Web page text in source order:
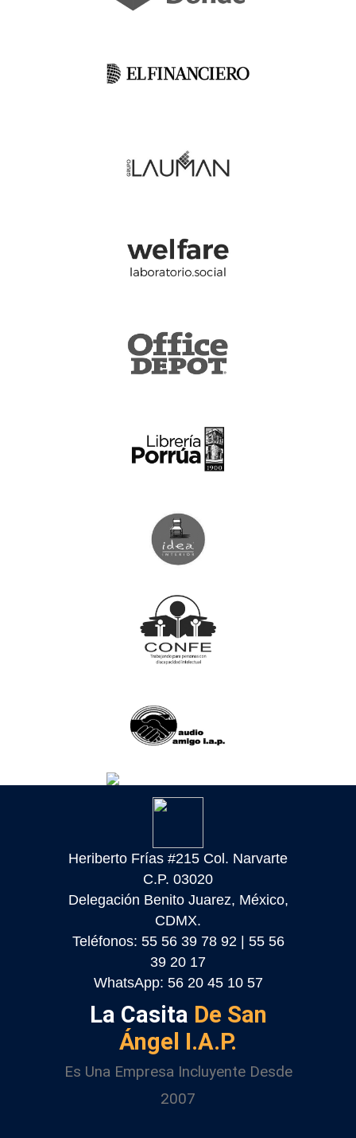
Heriberto Frías #215 Col. Narvarte
C.P. 03020
Delegación Benito Juarez, México,
CDMX.
Teléfonos: 55 56 39 78 92 | 55 56
39 20 17
WhatsApp: 56 20 45 10 57
La Casita De San
Ángel I.A.P.
Es Una Empresa Incluyente Desde
2007